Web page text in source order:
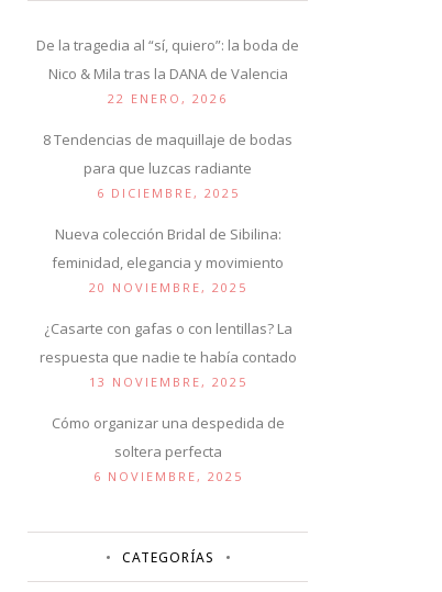
De la tragedia al “sí, quiero”: la boda de
Nico & Mila tras la DANA de Valencia
22 ENERO, 2026
8 Tendencias de maquillaje de bodas
para que luzcas radiante
6 DICIEMBRE, 2025
Nueva colección Bridal de Sibilina:
feminidad, elegancia y movimiento
20 NOVIEMBRE, 2025
¿Casarte con gafas o con lentillas? La
respuesta que nadie te había contado
13 NOVIEMBRE, 2025
Cómo organizar una despedida de
soltera perfecta
6 NOVIEMBRE, 2025
CATEGORÍAS